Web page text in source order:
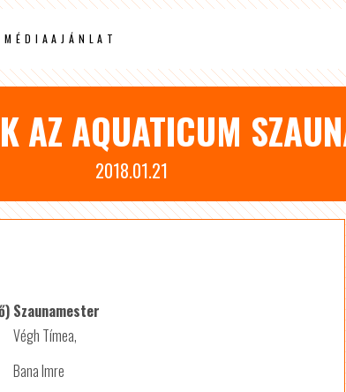
MÉDIAAJÁNLAT
AZ AQUATICUM
2018.01.21
Szaunamester
Végh Tímea,
Bana Imre